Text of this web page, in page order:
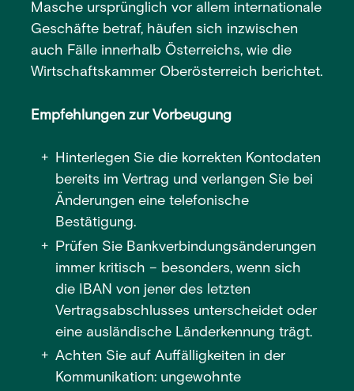
Masche ursprünglich vor allem internationale
Geschäfte betraf, häufen sich inzwischen
auch Fälle innerhalb Österreichs, wie die
Wirtschaftskammer Oberösterreich berichtet.
Empfehlungen zur Vorbeugung
Hinterlegen Sie die korrekten Kontodaten
bereits im Vertrag und verlangen Sie bei
Änderungen eine telefonische
Bestätigung.
Prüfen Sie Bankverbindungsänderungen
immer kritisch – besonders, wenn sich
die IBAN von jener des letzten
Vertragsabschlusses unterscheidet oder
eine ausländische Länderkennung trägt.
Achten Sie auf Auffälligkeiten in der
Kommunikation: ungewohnte